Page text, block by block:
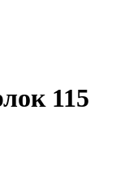
115